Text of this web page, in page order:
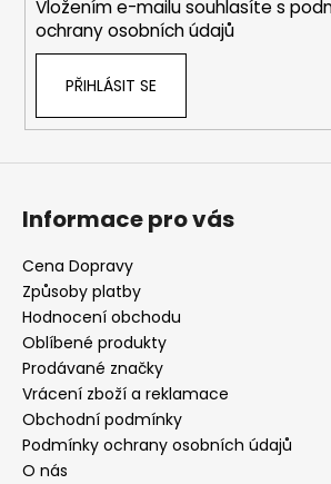
Vložením e-mailu souhlasíte s
ochrany osobních údajů
PŘIHLÁSIT SE
Informace pro vás
Cena Dopravy
Způsoby platby
Hodnocení obchodu
Oblíbené produkty
Prodávané značky
Vrácení zboží a reklamace
Obchodní podmínky
Podmínky ochrany osobních údajů
O nás